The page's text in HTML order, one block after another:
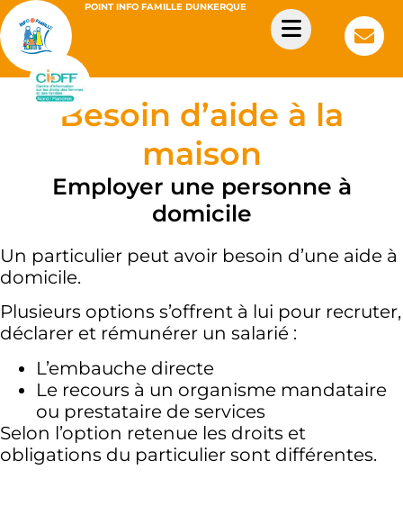
POINT INFO FAMILLE DUNKERQUE
Besoin d’aide à la
maison
Employer une personne à
domicile
Un particulier peut avoir besoin d’une aide à
domicile.
Plusieurs options s’offrent à lui pour recruter,
déclarer et rémunérer un salarié :
L’embauche directe
Le recours à un organisme mandataire
ou prestataire de services
Selon l’option retenue les droits et
obligations du particulier sont différentes.